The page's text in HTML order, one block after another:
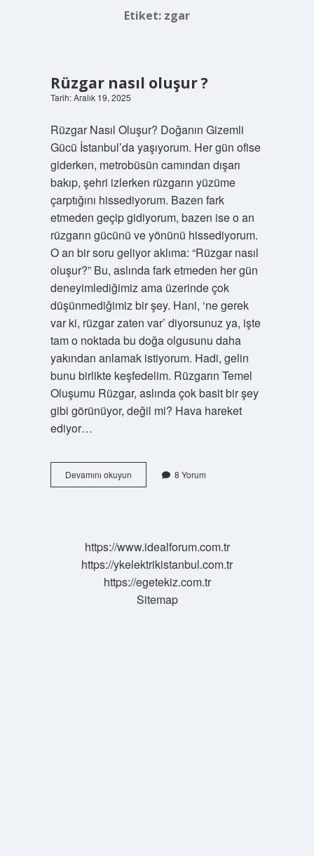
Etiket: zgar
Rüzgar nasıl oluşur ?
Tarih: Aralık 19, 2025
Rüzgar Nasıl Oluşur? Doğanın Gizemli
Gücü İstanbul’da yaşıyorum. Her gün ofise
giderken, metrobüsün camından dışarı
bakıp, şehri izlerken rüzgarın yüzüme
çarptığını hissediyorum. Bazen fark
etmeden geçip gidiyorum, bazen ise o an
rüzgarın gücünü ve yönünü hissediyorum.
O an bir soru geliyor aklıma: “Rüzgar nasıl
oluşur?” Bu, aslında fark etmeden her gün
deneyimlediğimiz ama üzerinde çok
düşünmediğimiz bir şey. Hani, ‘ne gerek
var ki, rüzgar zaten var’ diyorsunuz ya, işte
tam o noktada bu doğa olgusunu daha
yakından anlamak istiyorum. Hadi, gelin
bunu birlikte keşfedelim. Rüzgarın Temel
Oluşumu Rüzgar, aslında çok basit bir şey
gibi görünüyor, değil mi? Hava hareket
ediyor…
Devamını okuyunRüzgar
nasıl
8 Yorum
https://www.idealforum.com.tr
https://ykelektrikistanbul.com.tr
https://egetekiz.com.tr
Sitemap